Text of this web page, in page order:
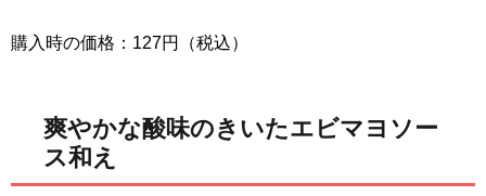
購入時の価格：127円（税込）
爽やかな酸味のきいたエビマヨソー
ス和え